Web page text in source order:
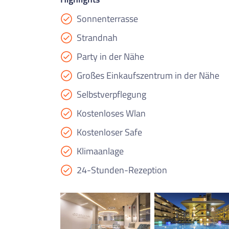
Sonnenterrasse
Strandnah
Party in der Nähe
Großes Einkaufszentrum in der Nähe
Selbstverpflegung
Kostenloses Wlan
Kostenloser Safe
Klimaanlage
24-Stunden-Rezeption